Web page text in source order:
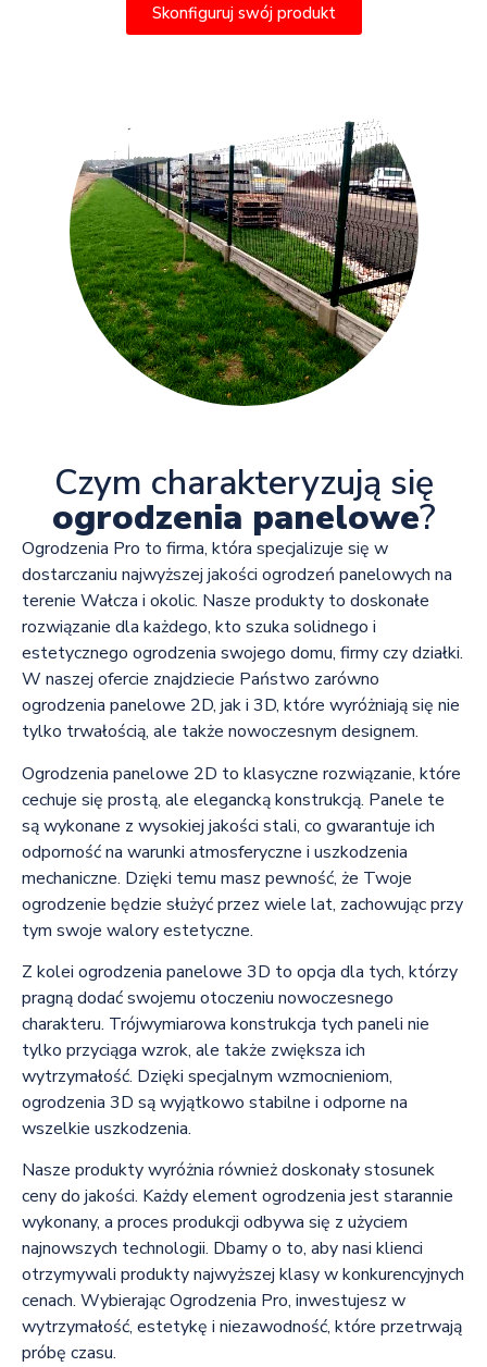
Skonfiguruj swój produkt
Czym charakteryzują się
ogrodzenia panelowe?
Ogrodzenia Pro to firma, która specjalizuje się w
dostarczaniu najwyższej jakości ogrodzeń panelowych na
terenie Wałcza i okolic. Nasze produkty to doskonałe
rozwiązanie dla każdego, kto szuka solidnego i
estetycznego ogrodzenia swojego domu, firmy czy działki.
W naszej ofercie znajdziecie Państwo zarówno
ogrodzenia panelowe 2D, jak i 3D, które wyróżniają się nie
tylko trwałością, ale także nowoczesnym designem.
Ogrodzenia panelowe 2D to klasyczne rozwiązanie, które
cechuje się prostą, ale elegancką konstrukcją. Panele te
są wykonane z wysokiej jakości stali, co gwarantuje ich
odporność na warunki atmosferyczne i uszkodzenia
mechaniczne. Dzięki temu masz pewność, że Twoje
ogrodzenie będzie służyć przez wiele lat, zachowując przy
tym swoje walory estetyczne.
Z kolei ogrodzenia panelowe 3D to opcja dla tych, którzy
pragną dodać swojemu otoczeniu nowoczesnego
charakteru. Trójwymiarowa konstrukcja tych paneli nie
tylko przyciąga wzrok, ale także zwiększa ich
wytrzymałość. Dzięki specjalnym wzmocnieniom,
ogrodzenia 3D są wyjątkowo stabilne i odporne na
wszelkie uszkodzenia.
Nasze produkty wyróżnia również doskonały stosunek
ceny do jakości. Każdy element ogrodzenia jest starannie
wykonany, a proces produkcji odbywa się z użyciem
najnowszych technologii. Dbamy o to, aby nasi klienci
otrzymywali produkty najwyższej klasy w konkurencyjnych
cenach. Wybierając Ogrodzenia Pro, inwestujesz w
wytrzymałość, estetykę i niezawodność, które przetrwają
próbę czasu.